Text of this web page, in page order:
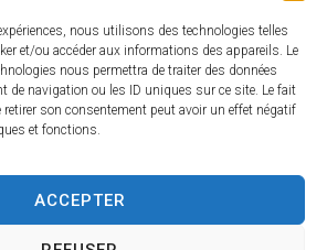
nous utilisons des technologies telles
et/ou accéder aux informations des appareils. Le
nous permettra de traiter des données
de navigation ou les ID uniques sur ce site. Le fait
retirer son consentement peut avoir un effet négatif
et fonctions.
ACCEPTER
:
17h